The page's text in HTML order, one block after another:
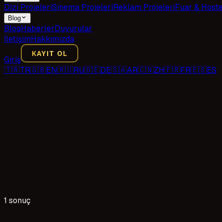
Dizi ProjeleriSinema ProjeleriReklam ProjeleriFuar &
Blog
BlogHaberlerDuyurular
İletişimHakkımızda
Giriş
KAYIT OL
🇹🇷TR🇬🇧EN🇷🇺RU🇩🇪DE🇸🇦AR🇨🇳ZH🇫🇷FR🇪🇸ES
1 sonuç